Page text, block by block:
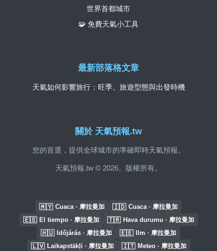
關於 天氣預報.tw
您的首選，提供全球城市的準確即時天氣預報。
天氣預報.tw © 2026。版權所有。
世界首都城市
🧩 免費天氣小工具
最新部落格文章
天氣如何影響旅行：旺季、旅遊型態與出發時機
🇲🇾 Cuaca · 摩拉曼加 🇮🇩 Cuaca · 摩拉曼加
🇪🇸 El tiempo · 摩拉曼加 🇹🇷 Hava durumu · 摩拉曼加
🇭🇺 Időjárás · 摩拉曼加 🇪🇪 Ilm · 摩拉曼加
🇱🇻 Laikapstākļi · 摩拉曼加 🇮🇹 Meteo · 摩拉曼加